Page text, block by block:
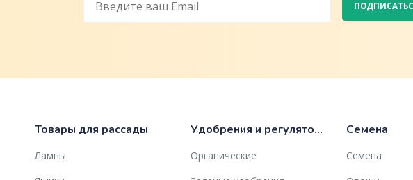
Товары для рассады
Лампы
Удобрения и регуляторы роста
Органические
Семена
Семена